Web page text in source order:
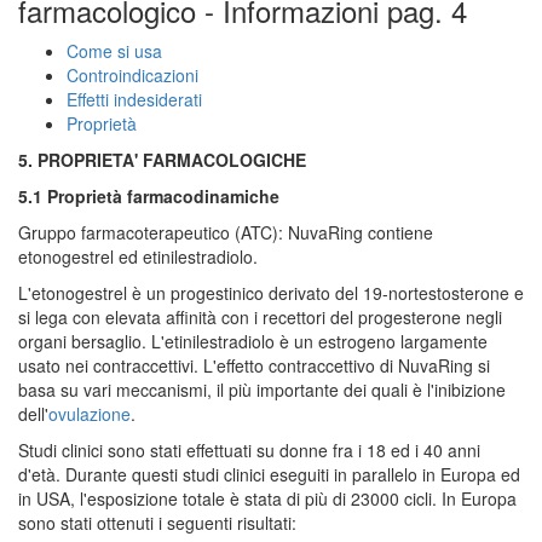
farmacologico - Informazioni pag. 4
Come si usa
Controindicazioni
Effetti indesiderati
Proprietà
5. PROPRIETA' FARMACOLOGICHE
5.1 Proprietà farmacodinamiche
Gruppo farmacoterapeutico (ATC): NuvaRing contiene
etonogestrel ed etinilestradiolo.
L'etonogestrel è un progestinico derivato del 19-nortestosterone e
si lega con elevata affinità con i recettori del progesterone negli
organi bersaglio. L'etinilestradiolo è un estrogeno largamente
usato nei contraccettivi. L'effetto contraccettivo di NuvaRing si
basa su vari meccanismi, il più importante dei quali è l'inibizione
dell'ovulazione.
Studi clinici sono stati effettuati su donne fra i 18 ed i 40 anni
d'età. Durante questi studi clinici eseguiti in parallelo in Europa ed
in USA, l'esposizione totale è stata di più di 23000 cicli. In Europa
sono stati ottenuti i seguenti risultati: